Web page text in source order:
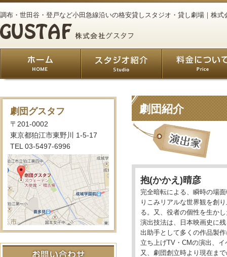
調布・世田谷・登戸など小田急線沿いの格安貸しスタジオ・貸し劇場｜株式
劇団グスタフ
〒201-0002
東京都狛江市東野川 1-5-17
TEL 03-5497-6996
劇団紹介
抱(かかえ)晴彦
完全暗転による、瞬時の場
りこみリアルな世界観を創
る。又、役者の個性を生か
演出技法は、日本映画史に
出助手として多くの作品製
立ち上げTV・CMの演出、
又、劇団創立時より現在ま